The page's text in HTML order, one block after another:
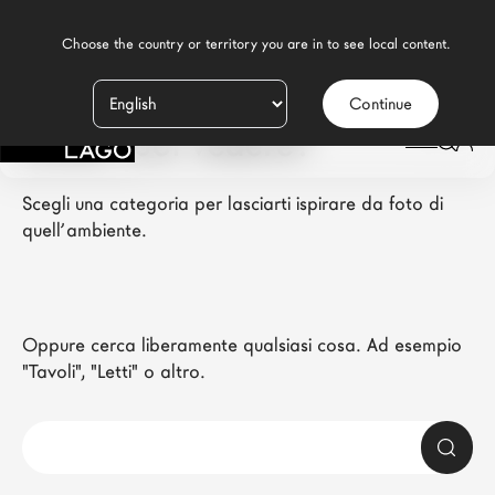
Continue
Prodotti
Configuratore
Negozi
Cosa vuoi vedere?
Scegli una categoria per lasciarti ispirare da foto di
quell’ambiente.
Oppure cerca liberamente qualsiasi cosa. Ad esempio
"Tavoli", "Letti" o altro.